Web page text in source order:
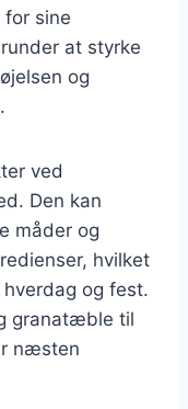
for sine
at styrke
og
ved
Den kan
måder og
hvilket
og fest.
granatæble til
næsten